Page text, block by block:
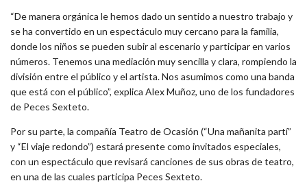
“De manera orgánica le hemos dado un sentido a nuestro trabajo y
se ha convertido en un espectáculo muy cercano para la familia,
donde los niños se pueden subir al escenario y participar en varios
números. Tenemos una mediación muy sencilla y clara, rompiendo la
división entre el público y el artista. Nos asumimos como una banda
que está con el público”, explica Alex Muñoz, uno de los fundadores
de Peces Sexteto.
Por su parte, la compañía Teatro de Ocasión (“Una mañanita partí”
y “El viaje redondo”) estará presente como invitados especiales,
con un espectáculo que revisará canciones de sus obras de teatro,
en una de las cuales participa Peces Sexteto.